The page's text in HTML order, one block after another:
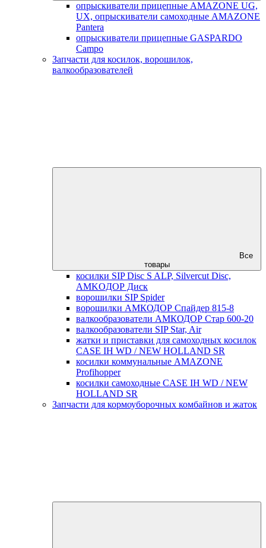
опрыскиватели прицепные AMAZONE UG,
UX, опрыскиватели самоходные AMAZONE
Pantera
опрыскиватели прицепные GASPARDO
Campo
Запчасти для косилок, ворошилок,
валкообразователей
Все
товары
косилки SIP Disc S ALP, Silvercut Disc,
AMKOДОР Диск
ворошилки SIP Spider
ворошилки АМКОДОР Спайдер 815-8
валкообразователи АМКОДОР Стар 600-20
валкообразователи SIP Star, Air
жатки и приставки для самоходных косилок
CASE IH WD / NEW HOLLAND SR
косилки коммунальные AMAZONE
Profihopper
косилки самоходные CASE IH WD / NEW
HOLLAND SR
Запчасти для кормоуборочных комбайнов и жаток